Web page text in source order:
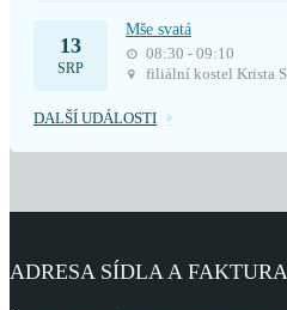
13
SRP
Mše svatá
08:30 - 09:10
filiální kostel Krista
DALŠÍ UDÁLOSTI
ADRESA SÍDLA A